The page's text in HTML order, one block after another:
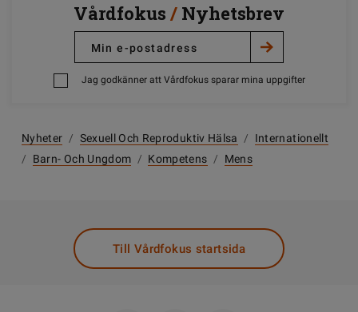
Vårdfokus / Nyhetsbrev
Jag godkänner att Vårdfokus sparar mina uppgifter
Nyheter / Sexuell Och Reproduktiv Hälsa /
Internationellt
/
Barn- Och Ungdom / Kompetens / Mens
Till Vårdfokus startsida